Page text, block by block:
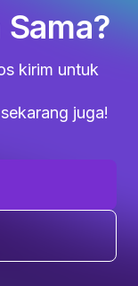
kirim untuk
juga!